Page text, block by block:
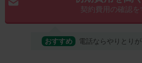
契約費用の確認を
おすすめ 電話ならやりとり